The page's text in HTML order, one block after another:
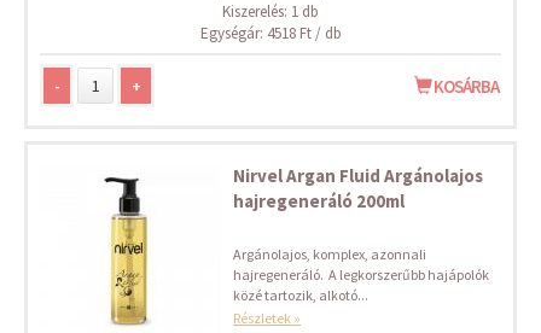
Kiszerelés: 1 db
Egységár: 4518 Ft / db
- + KOSÁRBA
Nirvel Argan Fluid Argánolajos
hajregeneráló 200ml
Argánolajos, komplex, azonnali
hajregeneráló. A legkorszerűbb hajápolók
közé tartozik, alkotó...
Részletek »